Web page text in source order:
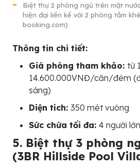
Biệt thự 2 phòng ngủ trên mặt
hiện đại liền kề với 2 phòng tắm
booking.com)
Thông tin chi tiết:
Giá phòng tham khảo: từ
14.600.000VNĐ/căn/đêm
sáng)
Diện tích: 350 mét vuông
Sức chứa tối đa: 4 người
5. Biệt thự 3 phòng
(3BR Hillside Pool